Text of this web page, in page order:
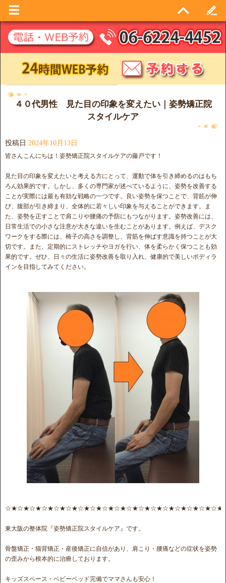
日別アーカイブ: 2024年10月13日
４０代男性 見た目の印象を変えたい｜姿勢矯正院
スタイルケア
投稿日 2024年10月13日
皆さんこんにちは！姿勢矯正院スタイルケアの藤戸です！
見た目の印象を変えたいと考える方にとって、運動で体を引き締めるのはもち
ろん効果的です。しかし、多くの専門家が述べているように、姿勢を改善する
ことが実際には最も有効な戦略の一つです。良い姿勢を保つことで、背筋が伸
び、腹部が引き締まり、全体的に若々しい印象を与えることができます。ま
た、姿勢を正すことで肩こりや腰痛の予防にもつながります。姿勢改善には、
日常生活での小さな注意が大きな違いを生むことがあります。例えば、デスク
ワークをする際には、椅子の高さを調整し、背筋を伸ばす意識を持つことが大
切です。また、定期的にストレッチやヨガを行い、体を柔らかく保つことも効
果的です。ぜひ、日々の生活に姿勢改善を取り入れ、健康的で美しいボディラ
インを目指してみてください。
東大阪の整体院『姿勢矯正院スタイルケア』です。
骨盤矯正・猫背矯正・産後矯正に自信があり、肩こり・腰痛などの症状を姿勢
の歪みから根本的に治療しております。
キッズスペース・ベビーベッド完備でママさんも安心！